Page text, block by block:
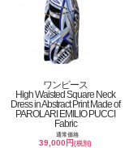
ワンピース
High Waisted Square Neck
Dress in Abstract Print Made of
PAROLARI EMILIO PUCCI
Fabric
通常価格
39,000円(税別)